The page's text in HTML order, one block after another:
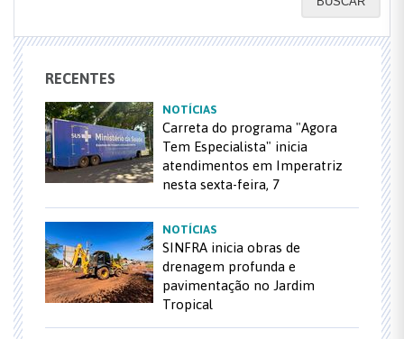
RECENTES
NOTÍCIAS
Carreta do programa "Agora
Tem Especialista" inicia
atendimentos em Imperatriz
nesta sexta-feira, 7
NOTÍCIAS
SINFRA inicia obras de
drenagem profunda e
pavimentação no Jardim
Tropical